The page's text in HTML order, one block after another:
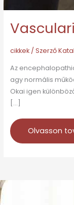
cikkek/ Szerző
Az
agy normális
Okai igen
[…]
Olvasson